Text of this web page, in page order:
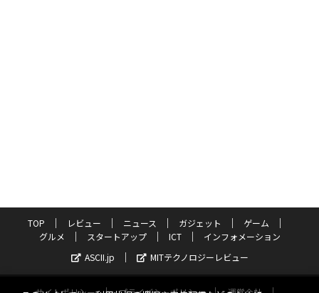
TOP レビュー ニュース ガジェット
ゲーム
グルメ
スタートアップ ICT
インフォメーション
ASCII.jp
MITテクノロジーレビュー